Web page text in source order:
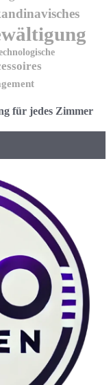
für jedes Zimmer